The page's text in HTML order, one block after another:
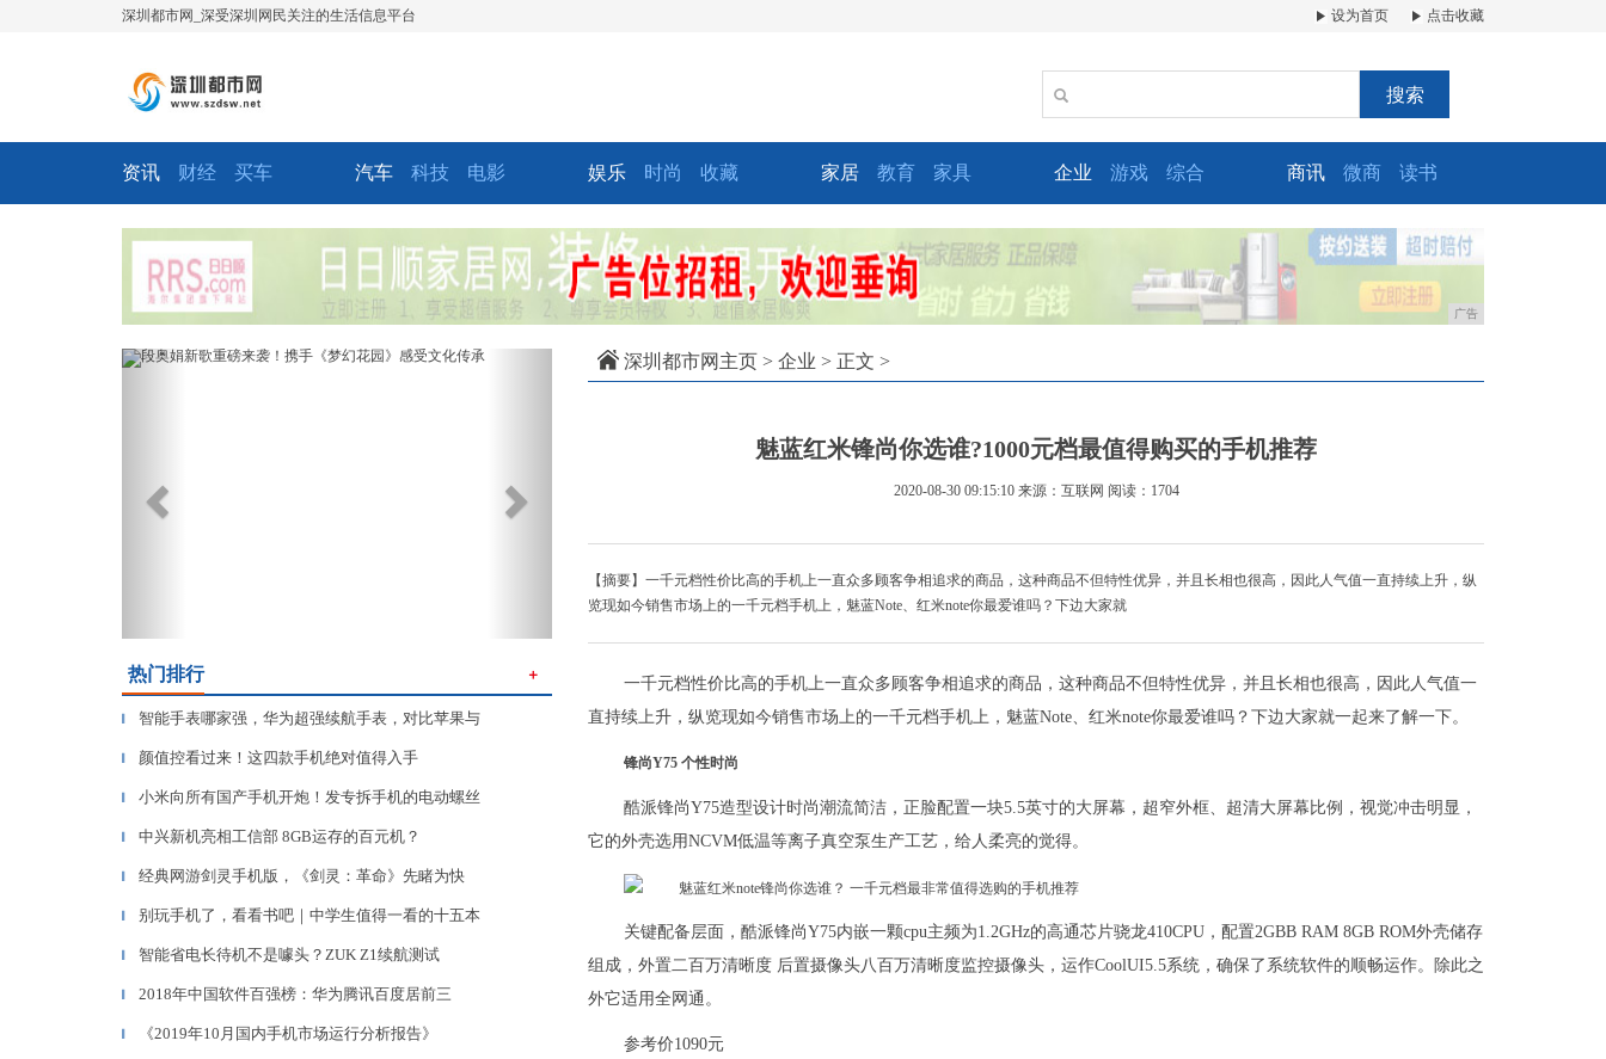
深圳都市网_深受深圳网民关注的生活信息平台 设为首页 点击收藏
搜索
资讯 财经 买车 汽车 科技 电影 娱乐 时尚 收藏 家居 教育 家具 企业 游戏 综合 商讯 微商 读书
广告
Previous
热门排行 ＋
▎ 智能手表哪家强，华为超强续航手表，对比苹果与
▎ 颜值控看过来！这四款手机绝对值得入手
▎ 小米向所有国产手机开炮！发专拆手机的电动螺丝
▎ 中兴新机亮相工信部 8GB运存的百元机？
▎ 经典网游剑灵手机版，《剑灵：革命》先睹为快
▎ 别玩手机了，看看书吧｜中学生值得一看的十五本
▎ 智能省电长待机不是噱头？ZUK Z1续航测试
▎ 2018年中国软件百强榜：华为腾讯百度居前三
▎ 《2019年10月国内手机市场运行分析报告》
深圳都市网主页 > 企业 > 正文 >
魅蓝红米锋尚你选谁?1000元档最值得购买的手机推荐
2020-08-30 09:15:10 来源：互联网 阅读：1704
【摘要】一千元档性价比高的手机上一直众多顾客争相追求的商品，这种商品不但特性优异，并且长相也很高，因此人气值一直持续上升，纵
览现如今销售市场上的一千元档手机上，魅蓝Note、红米note你最爱谁吗？下边大家就
一千元档性价比高的手机上一直众多顾客争相追求的商品，这种商品不但特性优异，并且长相也很高，因此人气值一
直持续上升，纵览现如今销售市场上的一千元档手机上，魅蓝Note、红米note你最爱谁吗？下边大家就一起来了解一下。
锋尚Y75 个性时尚
酷派锋尚Y75造型设计时尚潮流简洁，正脸配置一块5.5英寸的大屏幕，超窄外框、超清大屏幕比例，视觉冲击明显，
它的外壳选用NCVM低温等离子真空泵生产工艺，给人柔亮的觉得。
关键配备层面，酷派锋尚Y75内嵌一颗cpu主频为1.2GHz的高通芯片骁龙410CPU，配置2GBB RAM 8GB ROM外壳储存
组成，外置二百万清晰度 后置摄像头八百万清晰度监控摄像头，运作CoolUI5.5系统，确保了系统软件的顺畅运作。除此之
外它适用全网通。
参考价1090元